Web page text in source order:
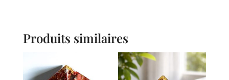
Produits similaires